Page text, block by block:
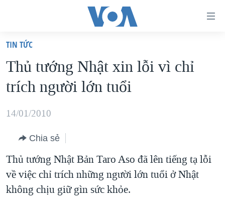
truy
cập
Tới
dung
chính
điều
hướng
chính
VIỆT NAM
HOA KỲ
BIỂN ĐÔNG
BLOG
DIỄN ĐÀN
MỤC
CHUYÊN ĐỀ
TIN TỨC
Thủ tướng Nhật xin lỗi vì chỉ
trích người lớn tuổi
14/01/2010
Chia sẻ
Thủ tướng Nhật Bản Taro Aso đã lên tiếng tạ lỗi
về việc chỉ trích những người lớn tuổi ở Nhật
không chịu giữ gìn sức khỏe.